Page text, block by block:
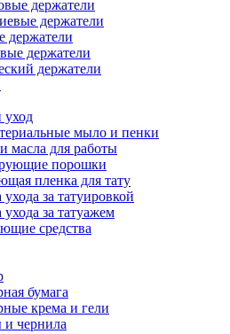
держатели
держатели
держатели
держатели
держатели
уход
мыло и пенки
масла для работы
порошки
пленка для тату
ухода за татуировкой
ухода за татуажем
средства
бумага
крема и гели
чернила